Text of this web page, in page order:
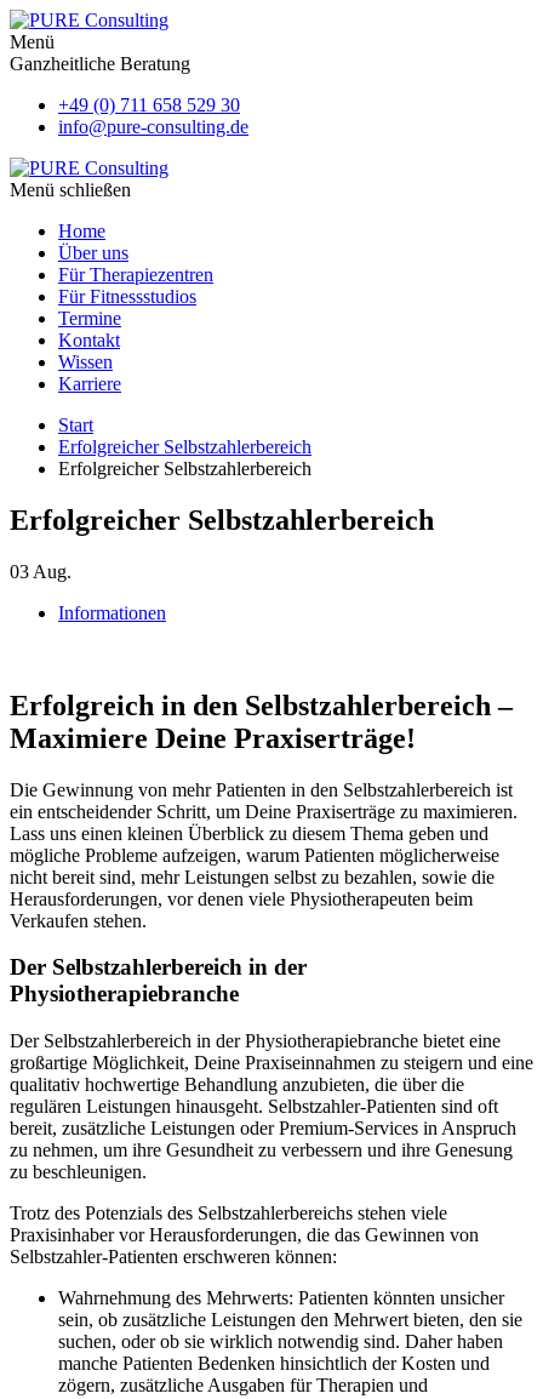
Menü
Ganzheitliche Beratung
+49 (0) 711 658 529 30
info@pure-consulting.de
Menü schließen
Home
Über uns
Für Therapiezentren
Für Fitnessstudios
Termine
Kontakt
Wissen
Karriere
Start
Erfolgreicher Selbstzahlerbereich
Erfolgreicher Selbstzahlerbereich
Erfolgreicher Selbstzahlerbereich
03 Aug.
Informationen
Erfolgreich in den Selbstzahlerbereich –
Maximiere Deine Praxiserträge!
Die Gewinnung von mehr Patienten in den Selbstzahlerbereich ist
ein entscheidender Schritt, um Deine Praxiserträge zu maximieren.
Lass uns einen kleinen Überblick zu diesem Thema geben und
mögliche Probleme aufzeigen, warum Patienten möglicherweise
nicht bereit sind, mehr Leistungen selbst zu bezahlen, sowie die
Herausforderungen, vor denen viele Physiotherapeuten beim
Verkaufen stehen.
Der Selbstzahlerbereich in der
Physiotherapiebranche
Der Selbstzahlerbereich in der Physiotherapiebranche bietet eine
großartige Möglichkeit, Deine Praxiseinnahmen zu steigern und eine
qualitativ hochwertige Behandlung anzubieten, die über die
regulären Leistungen hinausgeht. Selbstzahler-Patienten sind oft
bereit, zusätzliche Leistungen oder Premium-Services in Anspruch
zu nehmen, um ihre Gesundheit zu verbessern und ihre Genesung
zu beschleunigen.
Trotz des Potenzials des Selbstzahlerbereichs stehen viele
Praxisinhaber vor Herausforderungen, die das Gewinnen von
Selbstzahler-Patienten erschweren können:
Wahrnehmung des Mehrwerts: Patienten könnten unsicher
sein, ob zusätzliche Leistungen den Mehrwert bieten, den sie
suchen, oder ob sie wirklich notwendig sind. Daher haben
manche Patienten Bedenken hinsichtlich der Kosten und
zögern, zusätzliche Ausgaben für Therapien und